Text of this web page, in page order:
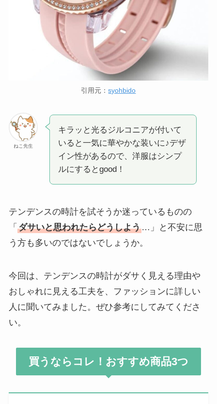
引用元：syohbido
ねこ先生
キラッと光るジルコニアが付いて
いると一気に華やかな装いに♪デザ
イン性があるので、洋服はシンプ
ルにするとgood！
テンデンスの時計を試そうか迷っているものの
「 ダサいと思われたらどうしよう…」と不安に思
う方も多いのではないでしょうか。
今回は、テンデンスの時計がダサく見える理由や
おしゃれに見える工夫を、ファッションに詳しい
人に聞いてみました。ぜひ参考にしてみてくださ
い。
買うならコレ！おすすめ商品3つ